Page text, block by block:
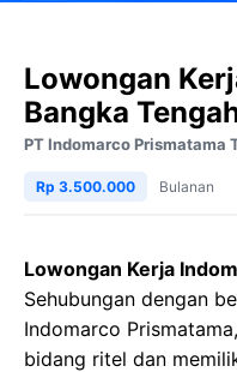
Lowongan
Bangka
PT Indomarco Prismatama
Rp 3.500.000 Bulanan
Lowongan Kerja
Sehubungan dengan
Indomarco
bidang ritel dan